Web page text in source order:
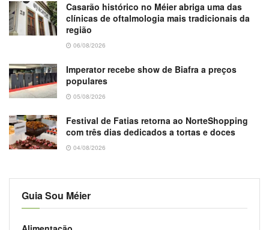
Casarão histórico no Méier abriga uma das
clínicas de oftalmologia mais tradicionais da
região
06/08/2026
Imperator recebe show de Biafra a preços
populares
05/08/2026
Festival de Fatias retorna ao NorteShopping
com três dias dedicados a tortas e doces
04/08/2026
Guia Sou Méier